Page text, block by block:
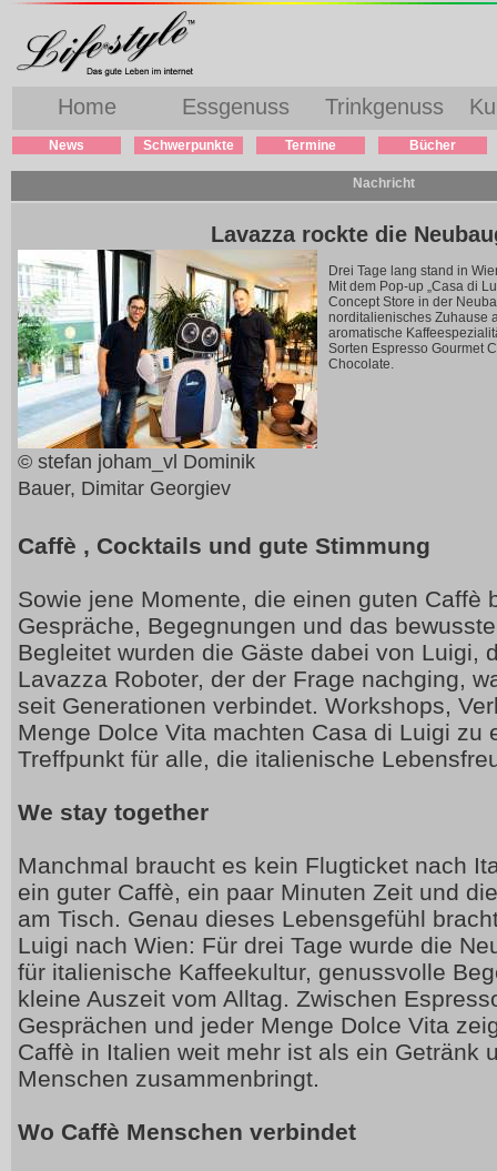
Home Essgenuss Trinkgenuss
News Schwerpunkte Termine Bücher
Nachricht
Lavazza rockte die
© stefan joham_vl Dominik
Bauer, Dimitar Georgiev
Drei Tage lang stand in
Mit dem Pop-up „Casa di
Concept Store in der
norditalienisches Zuhause
aromatische
Sorten Espresso Gourmet
Chocolate.
Caffè , Cocktails und gute Stimmung
Sowie jene Momente, die einen guten Caffè
Gespräche, Begegnungen und das
Begleitet wurden die Gäste dabei von Luigi,
Lavazza Roboter, der der Frage nachging,
seit Generationen verbindet. Workshops,
Menge Dolce Vita machten Casa di Luigi zu
Treffpunkt für alle, die italienische
We stay together
Manchmal braucht es kein Flugticket nach
ein guter Caffè, ein paar Minuten Zeit und
am Tisch. Genau dieses Lebensgefühl
Luigi nach Wien: Für drei Tage wurde die
für italienische Kaffeekultur, genussvolle
kleine Auszeit vom Alltag. Zwischen
Gesprächen und jeder Menge Dolce Vita
Caffè in Italien weit mehr ist als ein Getränk
Menschen zusammenbringt.
Wo Caffè Menschen verbindet